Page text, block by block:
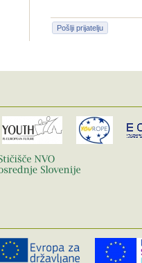
Pošlji prijatelju